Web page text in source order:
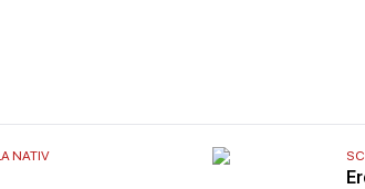
NATIV